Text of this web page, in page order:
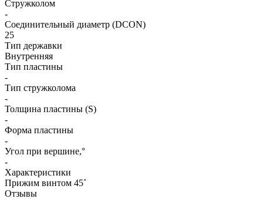
Стружколом
-
Соединительный диаметр (DCON)
25
Тип державки
Внутренняя
Тип пластины
-
Тип стружколома
-
Толщина пластины (S)
-
Форма пластины
-
Угол при вершине,°
-
Характеристики
Прижим винтом 45˚
Отзывы